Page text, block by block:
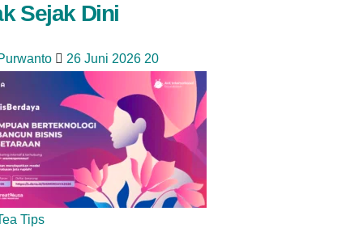
Sejak Dini
26 Juni 2026 20
Tips